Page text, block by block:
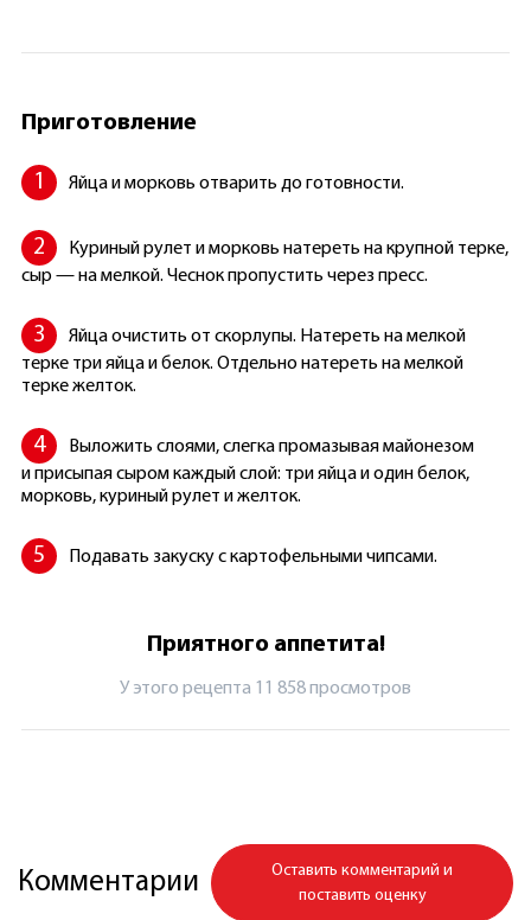
Приготовление
Яйца и морковь отварить до готовности.
Куриный рулет и морковь натереть на крупной терке,
сыр — на мелкой. Чеснок пропустить через пресс.
Яйца очистить от скорлупы. Натереть на мелкой
терке три яйца и белок. Отдельно натереть на мелкой
терке желток.
Выложить слоями, слегка промазывая майонезом
и присыпая сыром каждый слой: три яйца и один белок,
морковь, куриный рулет и желток.
Подавать закуску с картофельными чипсами.
Приятного аппетита!
У этого рецепта 11 858 просмотров
Комментарии
Оставить комментарий и
поставить оценку